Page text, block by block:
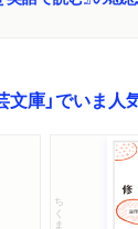
文庫」でいま人
ちくま学芸文庫